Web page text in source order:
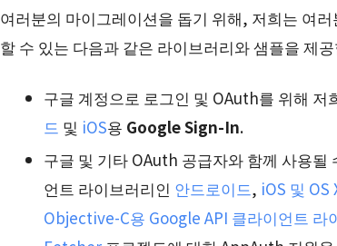
여러분의 마이그레이션을 돕기 위해, 저희는 여러
할 수 있는 다음과 같은 라이브러리와 샘플을 제
구글 계정으로 로그인 및 OAuth를 위해 저
드 및 iOS용 Google Sign-In.
구글 및 기타 OAuth 공급자와 함께 사용될
언트 라이브러리인 안드로이드, iOS 및 OS
Objective-C용 Google API 클라이언트 라